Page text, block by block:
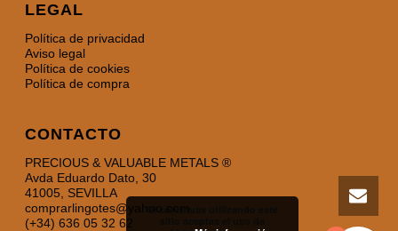
LEGAL
Política de privacidad
Aviso legal
Política de cookies
Política de compra
CONTACTO
PRECIOUS & VALUABLE METALS ®
Avda Eduardo Dato, 30
41005, SEVILLA
comprarlingotes@yahoo.com
(+34) 636 05 32 62
Si continuas utilizando este